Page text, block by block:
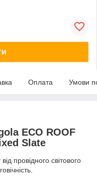
Оплата Умови
ECO ROOF
Slate
провідного світового